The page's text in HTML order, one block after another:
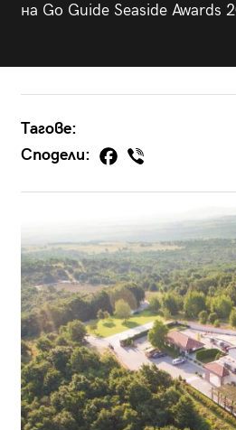
на Go Guide Seaside Awards
Тагове:
Сподели: